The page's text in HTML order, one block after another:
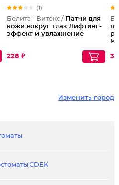
(1)
Белита - Витекс / Патчи для
кожи вокруг глаз Лифтинг-
эффект и увлажнение
228 ₽
Изменить город
CDEK